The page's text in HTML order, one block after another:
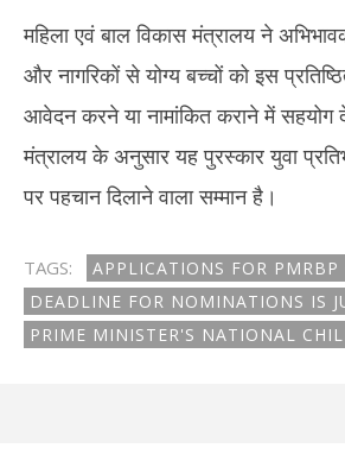
महिला एवं बाल विकास मंत्रालय ने
और नागरिकों से योग्य बच्चों को इस
आवेदन करने या नामांकित कराने में सहयोग
मंत्रालय के अनुसार यह पुरस्कार युवा
पर पहचान दिलाने वाला सम्मान है।
TAGS:
APPLICATIONS FOR PMRBP
DEADLINE FOR NOMINATIONS IS
PRIME MINISTER'S NATIONAL